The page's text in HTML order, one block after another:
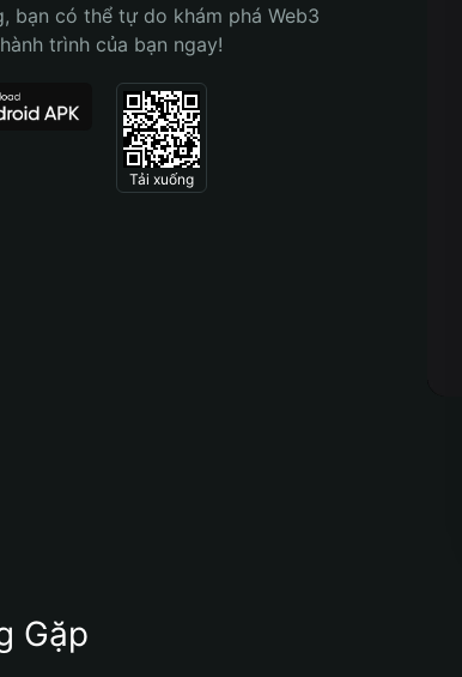
bạn có thể tự do khám phá Web3
trình của bạn ngay!
Tải xuống
Gặp